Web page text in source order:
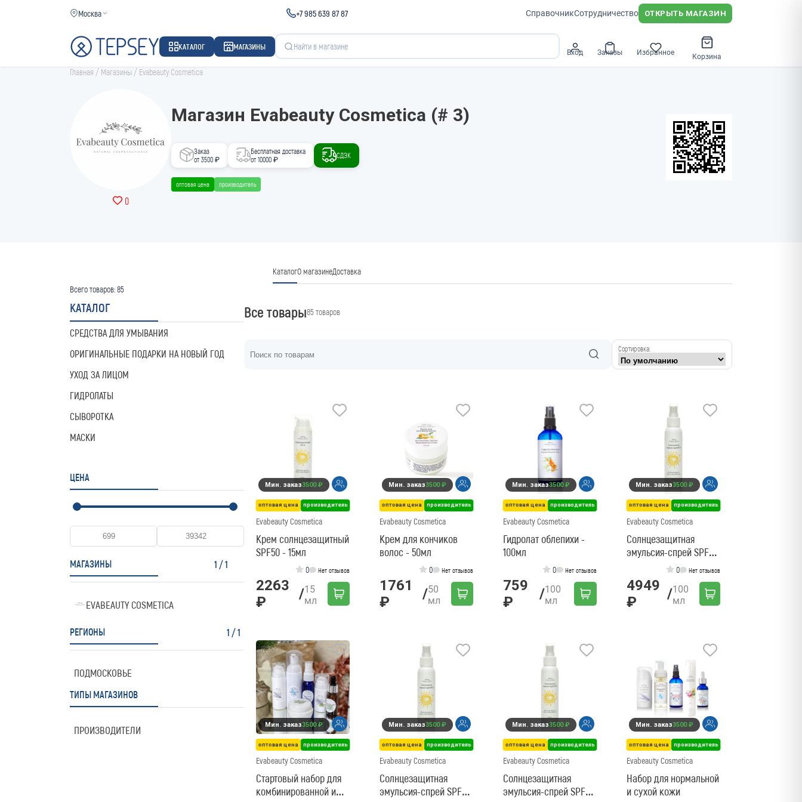
Москва +7 985 639 87 87 СправочникСотрудничество ОТКРЫТЬ МАГАЗИН
КАТАЛОГ МАГАЗИНЫ
Вход Заказы Избранное Корзина
Главная / Магазины / Evabeauty Cosmetica
0
Магазин Evabeauty Cosmetica (# 3)
Заказ
от 3500 ₽
Бесплатная доставка
от 10000 ₽
СДЭК
оптовая цена производитель
КаталогО магазинеДоставка
Всего товаров:85
КАТАЛОГ
СРЕДСТВА ДЛЯ УМЫВАНИЯ
ОРИГИНАЛЬНЫЕ ПОДАРКИ НА НОВЫЙ ГОД
УХОД ЗА ЛИЦОМ
ГИДРОЛАТЫ
СЫВОРОТКА
МАСКИ
ЦЕНА
МАГАЗИНЫ 1 /1
EVABEAUTY COSMETICA
РЕГИОНЫ 1 /1
ПОДМОСКОВЬЕ
ТИПЫ МАГАЗИНОВ
ПРОИЗВОДИТЕЛИ
Все товары85 товаров
Сортировка:
Мин. заказ3500 ₽
оптовая цена производитель
Evabeauty Cosmetica
Крем солнцезащитный
SPF50 - 15мл
0 Нет отзывов
2263
₽
/15
мл
Мин. заказ3500 ₽
оптовая цена производитель
Evabeauty Cosmetica
Крем для кончиков
волос - 50мл
0 Нет отзывов
1761
₽
/50
мл
Мин. заказ3500 ₽
оптовая цена производитель
Evabeauty Cosmetica
Гидролат облепихи -
100мл
0 Нет отзывов
759
₽
/100
мл
Мин. заказ3500 ₽
оптовая цена производитель
Evabeauty Cosmetica
Солнцезащитная
эмульсия-спрей SPF25
0 Нет отзывов
4949
₽
/100
мл
Мин. заказ3500 ₽
оптовая цена производитель
Evabeauty Cosmetica
Стартовый набор для
комбинированной и
Мин. заказ3500 ₽
оптовая цена производитель
Evabeauty Cosmetica
Солнцезащитная
эмульсия-спрей SPF25
Мин. заказ3500 ₽
оптовая цена производитель
Evabeauty Cosmetica
Солнцезащитная
эмульсия-спрей SPF50
Мин. заказ3500 ₽
оптовая цена производитель
Evabeauty Cosmetica
Набор для нормальной
и сухой кожи